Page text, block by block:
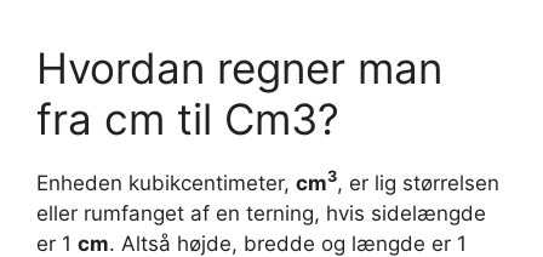
Hvordan regner man
fra cm til Cm3?
Enheden kubikcentimeter, cm3, er lig størrelsen
eller rumfanget af en terning, hvis sidelængde
er 1 cm. Altså højde, bredde og længde er 1